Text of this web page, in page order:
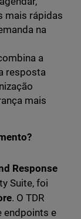
mais rápidas
na
a
resposta
mais
Response
Suite, foi
. O TDR
endpoints e